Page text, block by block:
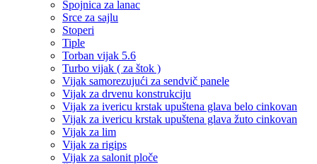
Spojnica za lanac
Srce za sajlu
Stoperi
Tiple
Torban vijak 5.6
Turbo vijak ( za štok )
Vijak samorezujući za sendvič panele
Vijak za drvenu konstrukciju
Vijak za ivericu krstak upuštena glava belo cinkovan
Vijak za ivericu krstak upuštena glava žuto cinkovan
Vijak za lim
Vijak za rigips
Vijak za salonit ploče